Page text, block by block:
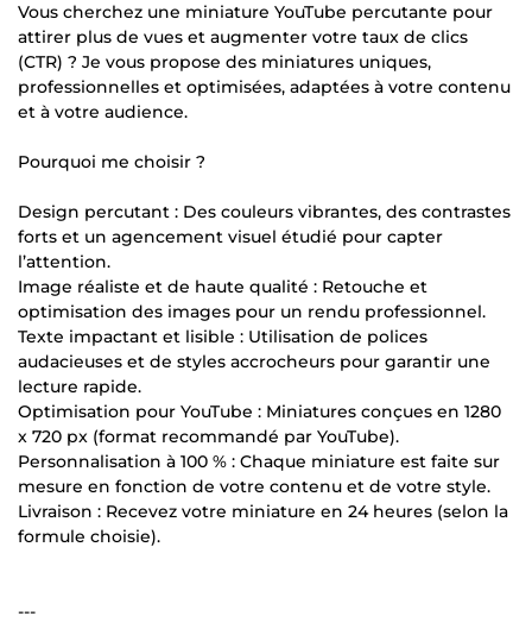
Vous cherchez une miniature YouTube percutante pour
attirer plus de vues et augmenter votre taux de clics
(CTR) ? Je vous propose des miniatures uniques,
professionnelles et optimisées, adaptées à votre contenu
et à votre audience.
Pourquoi me choisir ?
Design percutant : Des couleurs vibrantes, des contrastes
forts et un agencement visuel étudié pour capter
l’attention.
Image réaliste et de haute qualité : Retouche et
optimisation des images pour un rendu professionnel.
Texte impactant et lisible : Utilisation de polices
audacieuses et de styles accrocheurs pour garantir une
lecture rapide.
Optimisation pour YouTube : Miniatures conçues en 1280
x 720 px (format recommandé par YouTube).
Personnalisation à 100 % : Chaque miniature est faite sur
mesure en fonction de votre contenu et de votre style.
Livraison : Recevez votre miniature en 24 heures (selon la
formule choisie).
---